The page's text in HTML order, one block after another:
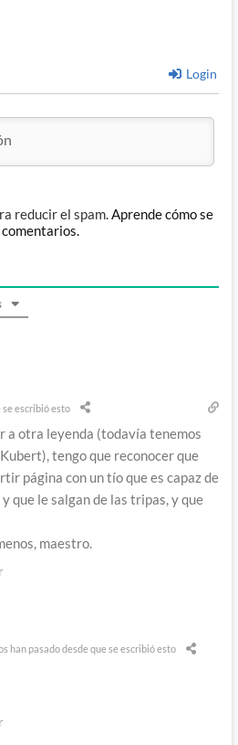
Login
reducir el spam.Aprende cómo se
se escribió esto
a otra leyenda (todavía tenemos
tengo que reconocer que
página con un tío que es capaz de
que le salgan de las tripas, y que
maestro.
han pasado desde que se escribió esto